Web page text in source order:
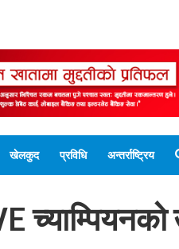
खेलकुद प्रविधि अन्तर्राष्ट्रिय